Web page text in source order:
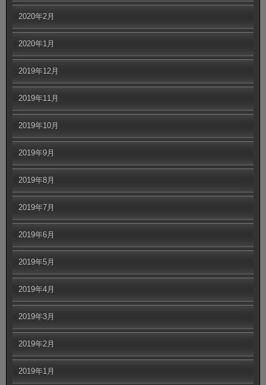
2020年2月
2020年1月
2019年12月
2019年11月
2019年10月
2019年9月
2019年8月
2019年7月
2019年6月
2019年5月
2019年4月
2019年3月
2019年2月
2019年1月